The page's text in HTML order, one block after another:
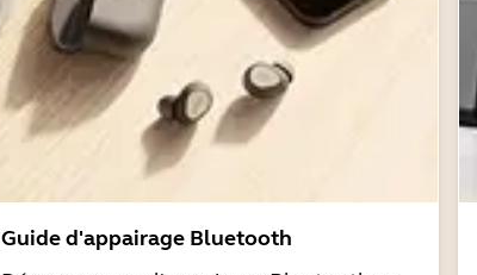
Guide d'appairage Bluetooth